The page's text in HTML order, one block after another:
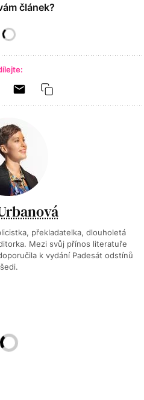
článek?
překladatelka, dlouholetá
Mezi svůj přínos literatuře
k vydání Padesát odstínů
šedi.